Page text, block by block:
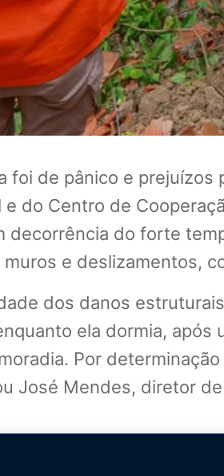
foi de pânico e
do Centro de
do forte
e deslizamentos,
dos danos
ela dormia,
Por
José Mendes, diretor